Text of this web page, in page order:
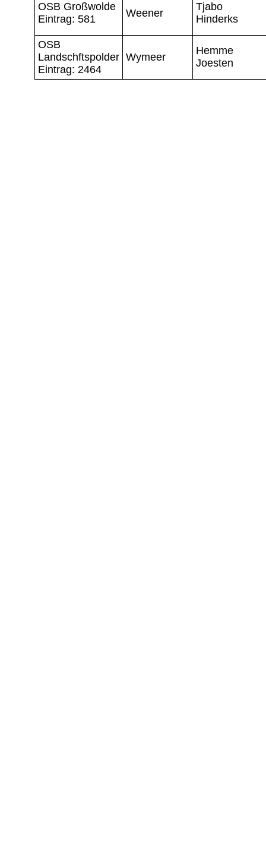
OSB Großwolde
Eintrag: 581
Weener
Tjabo
Hinderks
OSB
Landschftspolder
Eintrag: 2464
Wymeer
Hemme
Joesten